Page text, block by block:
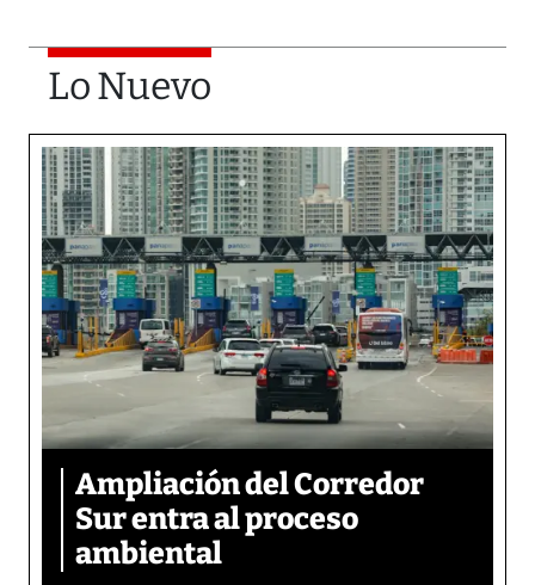
Lo Nuevo
Ampliación del Corredor
Sur entra al proceso
ambiental